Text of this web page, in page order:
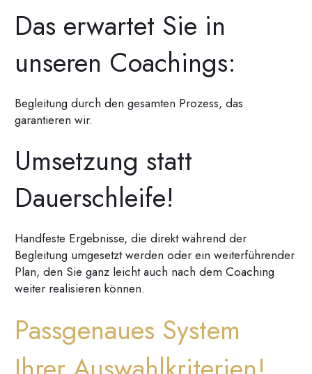
Das erwartet Sie in
unseren Coachings:
Begleitung durch den gesamten Prozess, das
garantieren wir.
Umsetzung statt
Dauerschleife!
Handfeste Ergebnisse, die direkt während der
Begleitung umgesetzt werden oder ein weiterführender
Plan, den Sie ganz leicht auch nach dem Coaching
weiter realisieren können.
Passgenaues System